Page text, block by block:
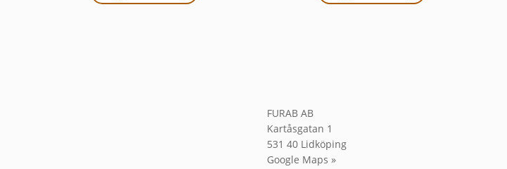
FURAB AB
Kartåsgatan 1
531 40 Lidköping
Google Maps »